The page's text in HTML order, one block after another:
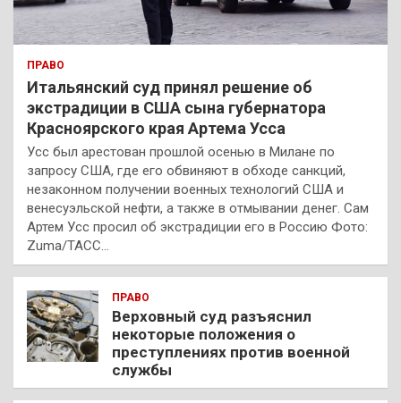
ПРАВО
Итальянский суд принял решение об
экстрадиции в США сына губернатора
Красноярского края Артема Усса
Усс был арестован прошлой осенью в Милане по
запросу США, где его обвиняют в обходе санкций,
незаконном получении военных технологий США и
венесуэльской нефти, а также в отмывании денег. Сам
Артем Усс просил об экстрадиции его в Россию Фото:
Zuma/ТАСС…
ПРАВО
Верховный суд разъяснил
некоторые положения о
преступлениях против военной
службы